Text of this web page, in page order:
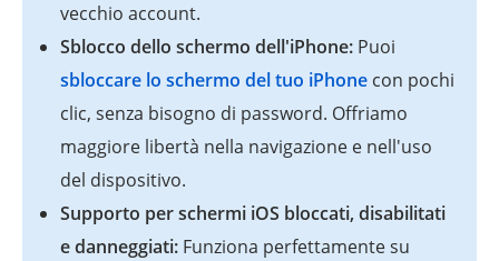
vecchio account.
Sblocco dello schermo dell'iPhone: Puoi
sbloccare lo schermo del tuo iPhone con pochi
clic, senza bisogno di password. Offriamo
maggiore libertà nella navigazione e nell'uso
del dispositivo.
Supporto per schermi iOS bloccati, disabilitati
e danneggiati: Funziona perfettamente su